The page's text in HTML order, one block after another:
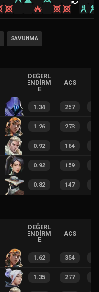
SAVUNMA
DEĞERL
ENDIRM
E
ACS
1.34 257
1.26 273
0.92 184
0.92 159
0.82 147
DEĞERL
ENDIRM
E
ACS
1.62 354
1.35 277